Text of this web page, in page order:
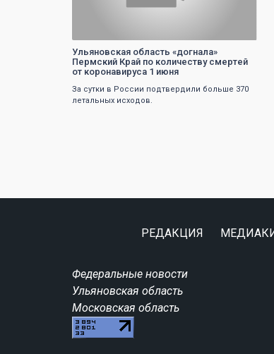
Ульяновская область «догнала»
Пермский Край по количеству смертей
от коронавируса 1 июня
За сутки в России подтвердили больше 370
летальных исходов.
РЕДАКЦИЯ
Федеральные новости
Ульяновская область
Московская область